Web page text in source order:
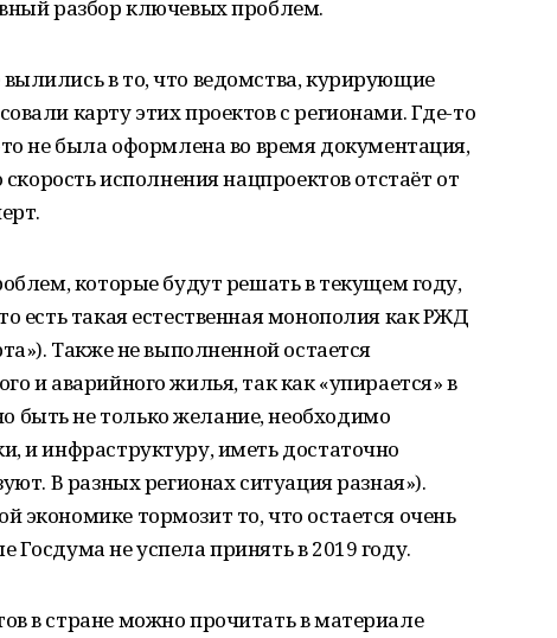
разбор ключевых проблем.
в то, что ведомства, курирующие
карту этих проектов с регионами. Где-то
не была оформлена во время документация,
исполнения нацпроектов отстаёт от
которые будут решать в текущем году,
есть такая естественная монополия как РЖД
Также не выполненной остается
и аварийного жилья, так как «упирается» в
не только желание, необходимо
и инфраструктуру, иметь достаточно
В разных регионах ситуация разная»).
экономике тормозит то, что остается очень
не успела принять в 2019 году.
в стране можно прочитать в материале